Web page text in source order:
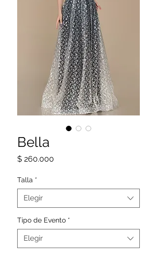
Bella
$ 260.000
Talla *
Elegir
Tipo de Evento *
Elegir